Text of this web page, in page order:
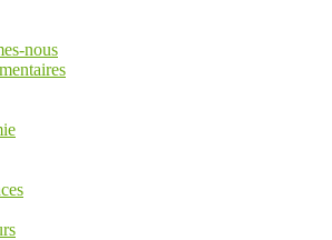
nous